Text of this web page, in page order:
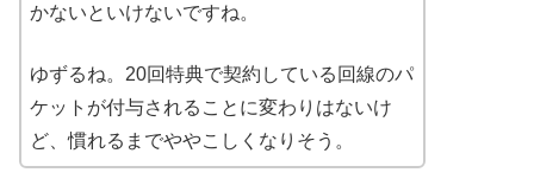
かないといけないですね。
ゆずるね。20回特典で契約している回線のパ
ケットが付与されることに変わりはないけ
ど、慣れるまでややこしくなりそう。